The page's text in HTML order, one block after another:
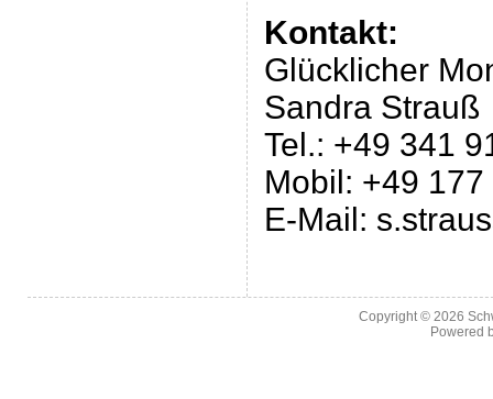
Kontakt:
Glücklicher
Sandra Strauß
Tel.: +49 341
Mobil: +49
E-Mail:
Copyright © 2026
Powered